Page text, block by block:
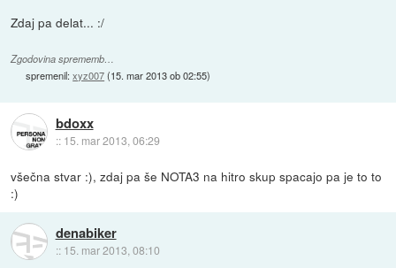
Zdaj pa delat... :/
Zgodovina sprememb…
spremenil:xyz007(15. mar 2013 ob 02:55)
bdoxx
:: 15. mar 2013, 06:29
všečna stvar :), zdaj pa še NOTA3 na hitro skup spacajo pa je to to
:)
denabiker
:: 15. mar 2013, 08:10